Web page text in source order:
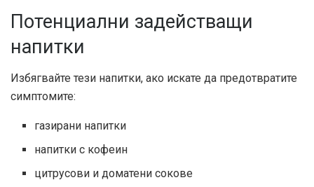
Потенциални задействащи
напитки
Избягвайте тези напитки, ако искате да предотвратите
симптомите:
газирани напитки
напитки с кофеин
цитрусови и доматени сокове